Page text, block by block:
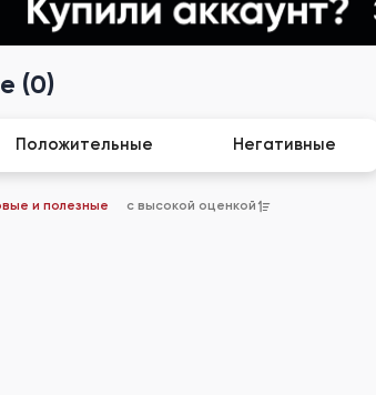
(0)
Положительные Негативные
и полезные с высокой оценкой